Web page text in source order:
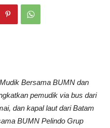
Bersama BUMN dan
pemudik via bus dari
dan kapal laut dari Batam
BUMN Pelindo Grup